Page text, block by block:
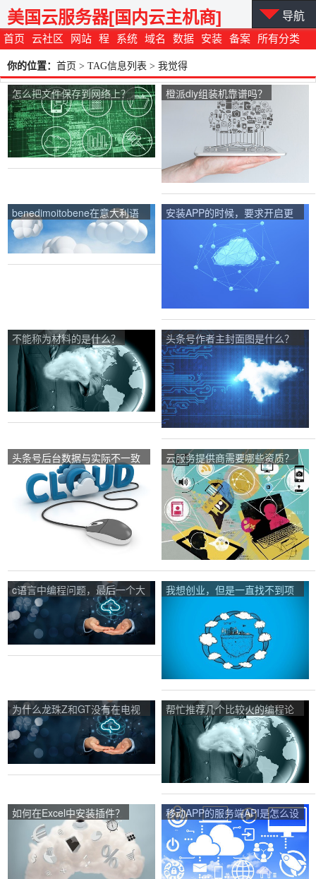
首页 云社区 网站 程 系统 域名 数据 安装 备案 所有分类
美国云服务器[国内云主机商] 导航
你的位置： 首页 > TAG信息列表 > 我觉得
怎么把文件保存到网络上？ 橙派diy组装机靠谱吗？
benedimoitobene在意大利语
中是什么意思？
安装APP的时候，要求开启更
多权限，比如读取通讯录权限
等，大家担心吗？有什么想
不能称为材料的是什么？
头条号作者主封面图是什么？
怎么设置？
头条号后台数据与实际不一致
是怎么回事？
云服务提供商需要哪些资质？
c语言中编程问题，最后一个大
括号显示错误，求大神帮忙解
决这个错误怎么弄？
我想创业，但是一直找不到项
目，求高人指点？
为什么龙珠Z和GT没有在电视
里播放啊？
帮忙推荐几个比较火的编程论
坛？
如何在Excel中安装插件？
移动APP的服务端API是怎么设
计的？